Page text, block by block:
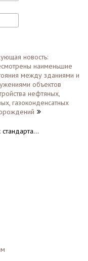
новость:
наименьшие
между зданиями и
объектов
нефтяных,
газоконденсатных